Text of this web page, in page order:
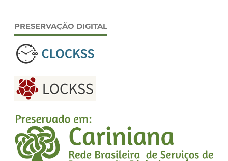
PRESERVAÇÃO DIGITAL